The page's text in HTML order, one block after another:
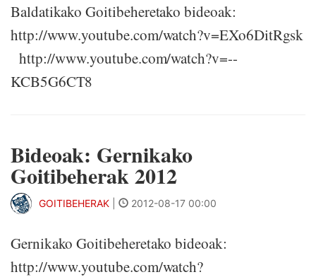
Baldatikako Goitibeheretako bideoak:
http://www.youtube.com/watch?v=EXo6DitRgsk
http://www.youtube.com/watch?v=--
KCB5G6CT8
Bideoak: Gernikako
Goitibeherak 2012
GOITIBEHERAK 2012-08-17 00:00
Gernikako Goitibeheretako bideoak:
http://www.youtube.com/watch?